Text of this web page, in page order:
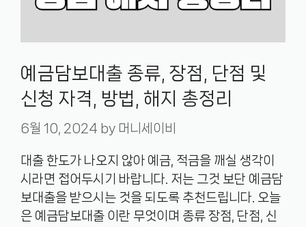
예금담보대출 종류, 장점, 단점 및
신청 자격, 방법, 해지 총정리
6월 10, 2024 by 머니세이비
대출 한도가 나오지 않아 예금, 적금을 깨실 생각이
시라면 접어두시기 바랍니다. 저는 그것 보단 예금담
보대출을 받으시는 것을 되도록 추천드립니다. 오늘
은 예금담보대출 이란 무엇이며 종류 장점, 단점, 신